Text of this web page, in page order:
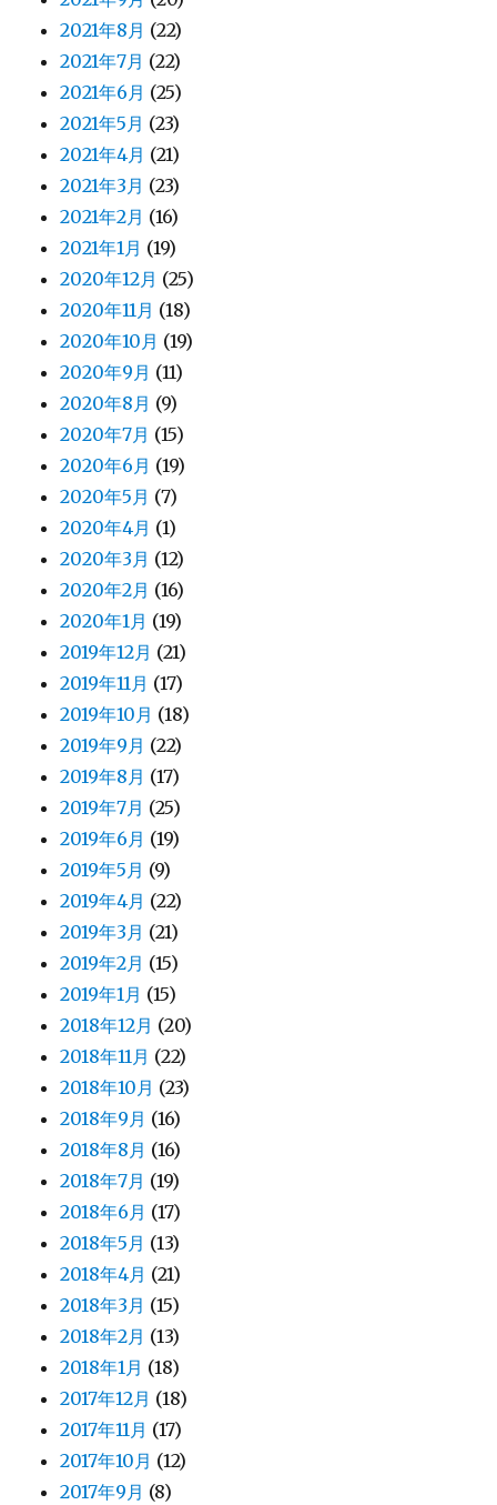
2021年8月 (22)
2021年7月 (22)
2021年6月 (25)
2021年5月 (23)
2021年4月 (21)
2021年3月 (23)
2021年2月 (16)
2021年1月 (19)
2020年12月 (25)
2020年11月 (18)
2020年10月 (19)
2020年9月 (11)
2020年8月 (9)
2020年7月 (15)
2020年6月 (19)
2020年5月 (7)
2020年4月 (1)
2020年3月 (12)
2020年2月 (16)
2020年1月 (19)
2019年12月 (21)
2019年11月 (17)
2019年10月 (18)
2019年9月 (22)
2019年8月 (17)
2019年7月 (25)
2019年6月 (19)
2019年5月 (9)
2019年4月 (22)
2019年3月 (21)
2019年2月 (15)
2019年1月 (15)
2018年12月 (20)
2018年11月 (22)
2018年10月 (23)
2018年9月 (16)
2018年8月 (16)
2018年7月 (19)
2018年6月 (17)
2018年5月 (13)
2018年4月 (21)
2018年3月 (15)
2018年2月 (13)
2018年1月 (18)
2017年12月 (18)
2017年11月 (17)
2017年10月 (12)
2017年9月 (8)